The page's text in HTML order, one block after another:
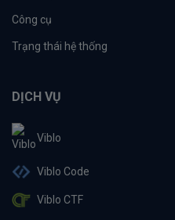
Công cụ
Trạng thái hệ thống
DỊCH VỤ
Viblo
Viblo Code
Viblo CTF